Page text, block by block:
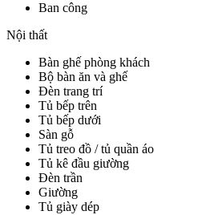
Ban công
Nội thất
Bàn ghế phòng khách
Bộ bàn ăn và ghế
Đèn trang trí
Tủ bếp trên
Tủ bếp dưới
Sàn gỗ
Tủ treo đồ / tủ quần áo
Tủ kê đầu giường
Đèn trần
Giường
Tủ giày dép